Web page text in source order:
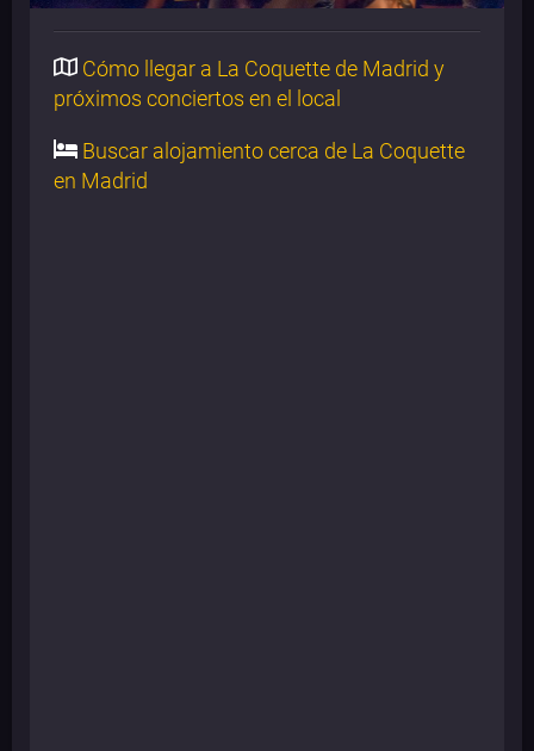
Cómo llegar a La Coquette de Madrid y
próximos conciertos en el local
Buscar alojamiento cerca de La Coquette
en Madrid